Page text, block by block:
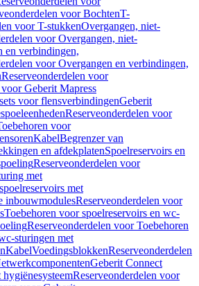
voor BochtenT-
voor T-stukkenOvergangen, niet-
voor Overgangen, niet-
en verbindingen,
voor Overgangen en verbindingen,
Reserveonderdelen voor
Geberit Mapress
voor flensverbindingenGeberit
Reserveonderdelen voor
voor
KabelBegrenzer van
en afdekplatenSpoelreservoirs en
Reserveonderdelen voor
met
met
inbouwmodulesReserveonderdelen voor
Toebehoren voor spoelreservoirs en wc-
Reserveonderdelen voor Toebehoren
sturingen met
KabelVoedingsblokkenReserveonderdelen
Geberit Connect
Reserveonderdelen voor